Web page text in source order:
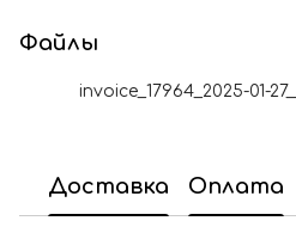
Файлы
invoice_17964_2025-01-
Доставка Оплата